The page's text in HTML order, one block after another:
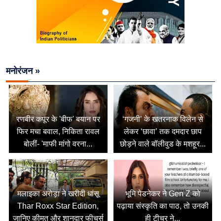
मनोरंजन »
रणबीर कपूर के 'बीफ' बयान पर
फिर मचा बवाल, निकिता रावल
बोलीं- 'माफी मांगो वरना...
‘गजनी’ के खतरनाक विलेन से
लेकर ‘छावा’ तक दमदार छाप
छोड़ने वाले बॉलीवुड के मशहूर...
मलाइका अरोड़ा ने खरीदी धांसू
Thar Roxx Star Edition,
जानिए कीमत और शानदार फीचर्स
भूमि पेडनेकर ने Gen Z को
पढ़ाया संस्कृति का पाठ, तो उनकी
ही टीचर ने...